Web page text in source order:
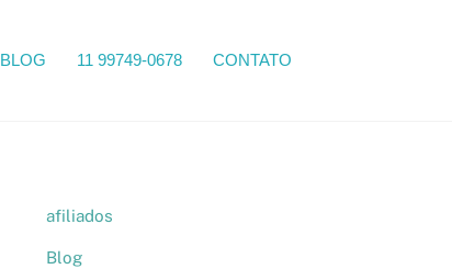
BLOG 11 99749-0678 CONTATO
afiliados
Blog